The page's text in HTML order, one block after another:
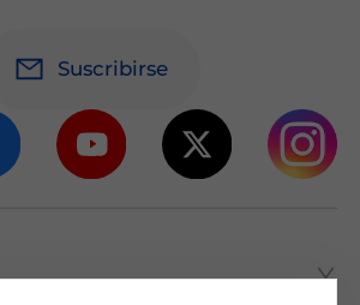
Suscribirse